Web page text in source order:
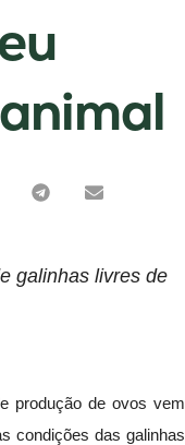
galinhas livres de
produção de ovos vem
condições das galinhas